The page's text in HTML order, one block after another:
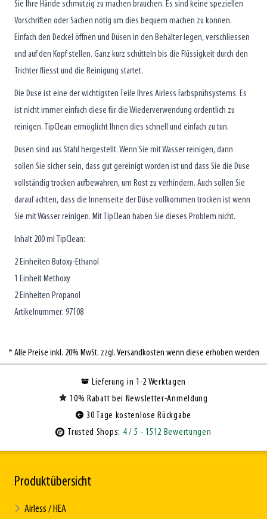
Sie Ihre Hände schmutzig zu machen brauchen. Es sind keine speziellen
Vorschriften oder Sachen nötig um dies bequem machen zu können.
Einfach den Deckel öffnen und Düsen in den Behälter legen, verschliessen
und auf den Kopf stellen. Ganz kurz schütteln bis die Flüssigkeit durch den
Trichter fliesst und die Reinigung startet.
Die Düse ist eine der wichtigsten Teile Ihres Airless Farbsprühsystems. Es
ist nicht immer einfach diese für die Wiederverwendung ordentlich zu
reinigen. TipClean ermöglicht Ihnen dies schnell und einfach zu tun.
Düsen sind aus Stahl hergestellt. Wenn Sie mit Wasser reinigen, dann
sollen Sie sicher sein, dass gut gereinigt worden ist und dass Sie die Düse
vollständig trocken aufbewahren, um Rost zu verhindern. Auch sollen Sie
darauf achten, dass die Innenseite der Düse vollkommen trocken ist wenn
Sie mit Wasser reinigen. Mit TipClean haben Sie dieses Problem nicht.
Inhalt 200 ml TipClean:
2 Einheiten Butoxy-Ethanol
1 Einheit Methoxy
2 Einheiten Propanol
Artikelnummer: 97108
* Alle Preise inkl. 20% MwSt. zzgl. Versandkosten wenn diese erhoben werden
Lieferung in 1-2 Werktagen
10% Rabatt bei Newsletter-Anmeldung
30 Tage kostenlose Rückgabe
Trusted Shops: 4/ 5 - 1512 Bewertungen
Produktübersicht
Airless / HEA